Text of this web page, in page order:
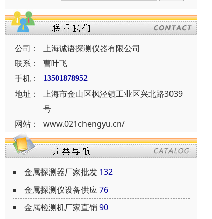
公司：
上海诚语探测仪器有限公司
联系：
曹叶飞
手机：
13501878952
地址：
上海市金山区枫泾镇工业区兴北路3039
号
网站：
www.021chengyu.cn/
金属探测器厂家批发 132
金属探测仪设备供应76
金属检测机厂家直销 90